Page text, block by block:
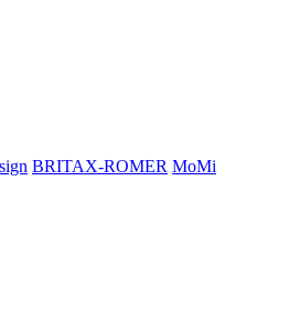
BRITAX-ROMER MoMi